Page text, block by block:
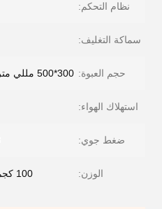
نظام التحكم:
سماكة التغليف:
حجم العبوة: 300*500 مللي متر/400*600 مللي متر
استهلاك الهواء:
ضغط جوي:
الوزن: 100 كجم/150 كجم/170 كجم